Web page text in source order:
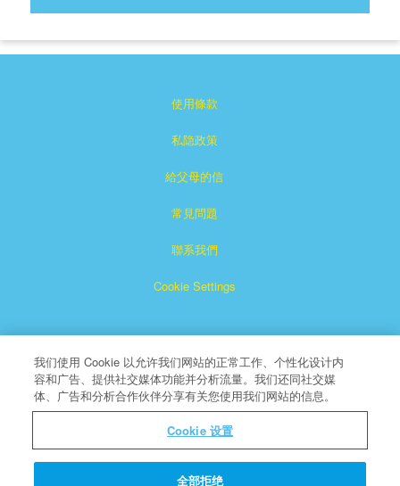
使用條款
私隐政策
給父母的信
常見問題
聯系我們
Cookie Settings
版權所有
About CBN
我们使用 Cookie 以允许我们网站的正常工作、个性化设计内
容和广告、提供社交媒体功能并分析流量。我们还同社交媒
体、广告和分析合作伙伴分享有关您使用我们网站的信息。
Cookie 设置
全部拒绝